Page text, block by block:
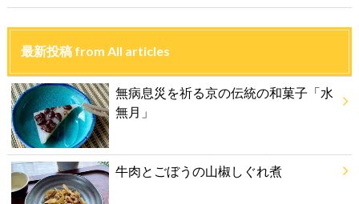
最新投稿 from All articles
無病息災を祈る京の伝統の和菓子「水
無月」
牛肉とごぼうの山椒しぐれ煮